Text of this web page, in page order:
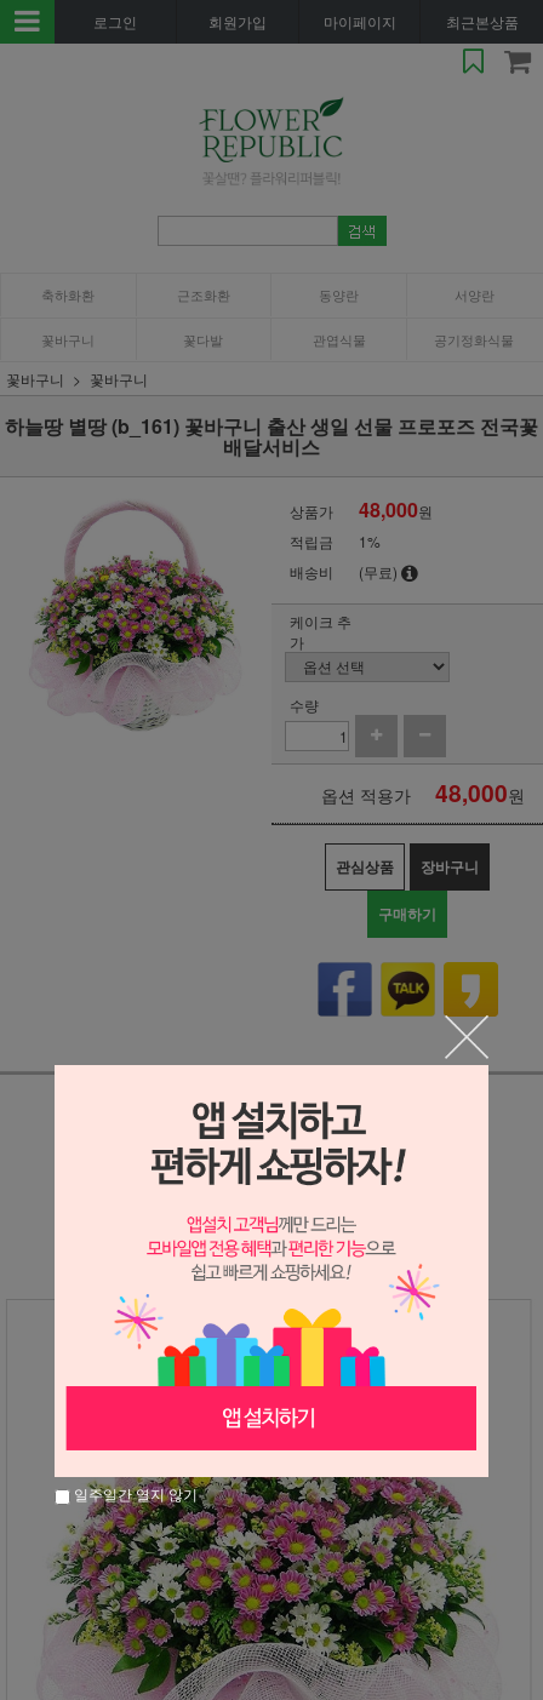
로그인 회원가입 마이페이지 최근본상품
축하화환 근조화환 동양란 서양란
꽃바구니 꽃다발 관엽식물 공기정화식물
꽃바구니 꽃바구니
하늘땅 별땅 (b_161) 꽃바구니 출산 생일 선물 프로포즈 전국꽃
배달서비스
상품가 48,000원
적립금
1%
배송비
(무료)
케이크 추
가
수량
옵션 적용가 48,000원
관심상품 장바구니
구매하기
상세정보 새창 열기
일주일간 열지 않기